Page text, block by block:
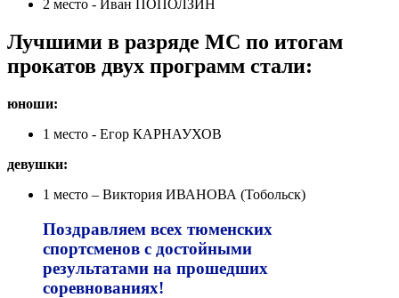
2 место - Иван ПОПОЛЗИН
Лучшими в разряде МС по итогам
прокатов двух программ стали:
юноши:
1 место - Егор КАРНАУХОВ
девушки:
1 место – Виктория ИВАНОВА (Тобольск)
Поздравляем всех тюменских
спортсменов с достойными
результатами на прошедших
соревнованиях!